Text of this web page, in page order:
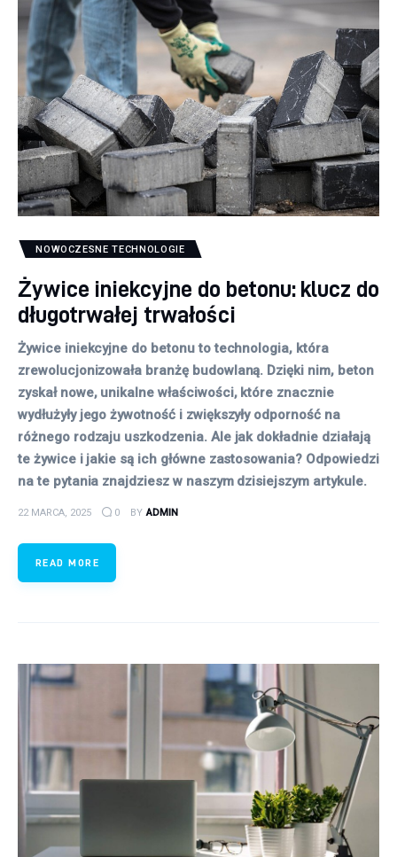
NOWOCZESNE TECHNOLOGIE
Żywice iniekcyjne do betonu: klucz do
długotrwałej trwałości
Żywice iniekcyjne do betonu to technologia, która
zrewolucjonizowała branżę budowlaną. Dzięki nim, beton
zyskał nowe, unikalne właściwości, które znacznie
wydłużyły jego żywotność i zwiększyły odporność na
różnego rodzaju uszkodzenia. Ale jak dokładnie działają
te żywice i jakie są ich główne zastosowania? Odpowiedzi
na te pytania znajdziesz w naszym dzisiejszym artykule.
22 MARCA, 2025 0 BY ADMIN
READ MORE